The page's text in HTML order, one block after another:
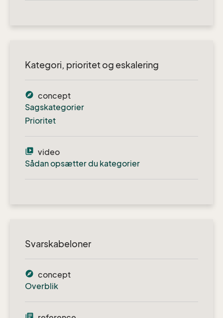
Kategori, prioritet og eskalering
explore concept
Sagskategorier
Prioritet
video_library video
Sådan opsætter du kategorier
Svarskabeloner
explore concept
Overblik